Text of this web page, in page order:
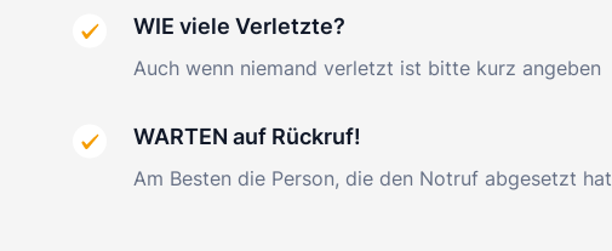
WIE viele Verletzte?
Auch wenn niemand verletzt ist bitte kurz angeben
WARTEN auf Rückruf!
Am Besten die Person, die den Notruf abgesetzt hat